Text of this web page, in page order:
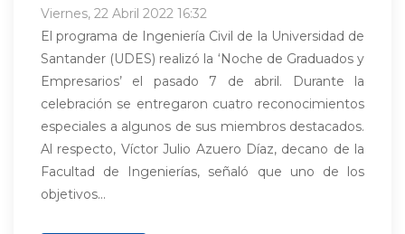
Viernes, 22 Abril 2022 16:32
El programa de Ingeniería Civil de la Universidad de
Santander (UDES) realizó la ‘Noche de Graduados y
Empresarios’ el pasado 7 de abril. Durante la
celebración se entregaron cuatro reconocimientos
especiales a algunos de sus miembros destacados.
Al respecto, Víctor Julio Azuero Díaz, decano de la
Facultad de Ingenierías, señaló que uno de los
objetivos...